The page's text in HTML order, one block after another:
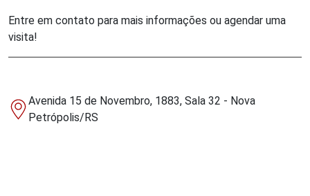
Entre em contato para mais informações ou agendar uma
visita!
Avenida 15 de Novembro, 1883, Sala 32 - Nova
Petrópolis/RS